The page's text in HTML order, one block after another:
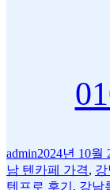
글
쓴
이
admin작
성
일
2024년 10월
남 텐카페 가격, 강
텐프로 후기 , 강남